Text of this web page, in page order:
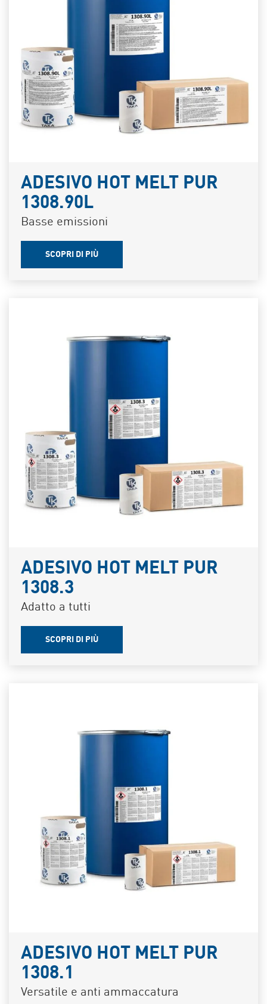
ADESIVO HOT MELT PUR
1308.90L
Basse emissioni
SCOPRI DI PIÙ
ADESIVO HOT MELT PUR
1308.3
Adatto a tutti
SCOPRI DI PIÙ
ADESIVO HOT MELT PUR
1308.1
Versatile e anti ammaccatura